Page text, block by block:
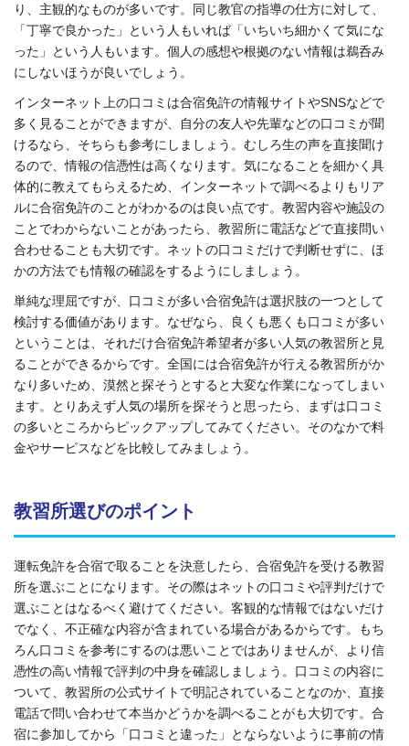
り、主観的なものが多いです。同じ教官の指導の仕方に対して、
「丁寧で良かった」という人もいれば「いちいち細かくて気にな
った」という人もいます。個人の感想や根拠のない情報は鵜呑み
にしないほうが良いでしょう。
インターネット上の口コミは合宿免許の情報サイトやSNSなどで
多く見ることができますが、自分の友人や先輩などの口コミが聞
けるなら、そちらも参考にしましょう。むしろ生の声を直接聞け
るので、情報の信憑性は高くなります。気になることを細かく具
体的に教えてもらえるため、インターネットで調べるよりもリア
ルに合宿免許のことがわかるのは良い点です。教習内容や施設の
ことでわからないことがあったら、教習所に電話などで直接問い
合わせることも大切です。ネットの口コミだけで判断せずに、ほ
かの方法でも情報の確認をするようにしましょう。
単純な理屈ですが、口コミが多い合宿免許は選択肢の一つとして
検討する価値があります。なぜなら、良くも悪くも口コミが多い
ということは、それだけ合宿免許希望者が多い人気の教習所と見
ることができるからです。全国には合宿免許が行える教習所がか
なり多いため、漠然と探そうとすると大変な作業になってしまい
ます。とりあえず人気の場所を探そうと思ったら、まずは口コミ
の多いところからピックアップしてみてください。そのなかで料
金やサービスなどを比較してみましょう。
教習所選びのポイント
運転免許を合宿で取ることを決意したら、合宿免許を受ける教習
所を選ぶことになります。その際はネットの口コミや評判だけで
選ぶことはなるべく避けてください。客観的な情報ではないだけ
でなく、不正確な内容が含まれている場合があるからです。もち
ろん口コミを参考にするのは悪いことではありませんが、より信
憑性の高い情報で評判の中身を確認しましょう。口コミの内容に
ついて、教習所の公式サイトで明記されていることなのか、直接
電話で問い合わせて本当かどうかを調べることがも大切です。合
宿に参加してから「口コミと違った」とならないように事前の情